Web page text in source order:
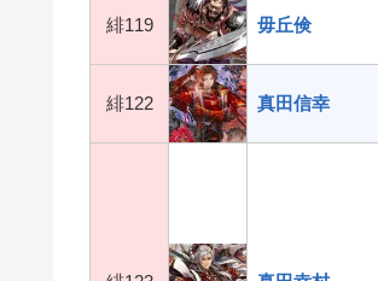
緋119 毋丘倹
緋122 真田信幸